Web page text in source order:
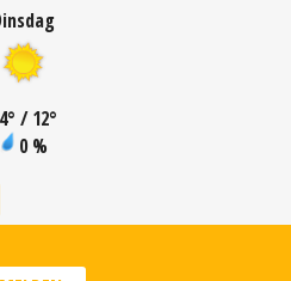
° / 12°
0 %